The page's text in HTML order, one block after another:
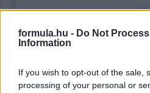
formula.hu - Do Not
Information
If you wish to opt-out of the sale,
processing of your personal or